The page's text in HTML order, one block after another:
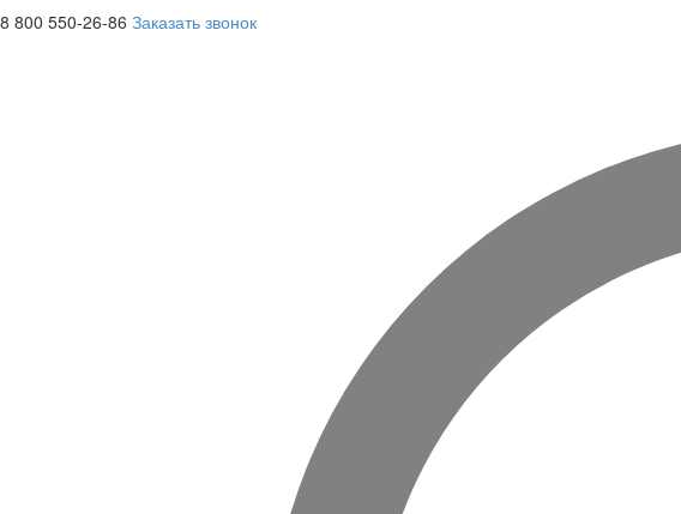
8 800 550-26-86 Заказать звонок